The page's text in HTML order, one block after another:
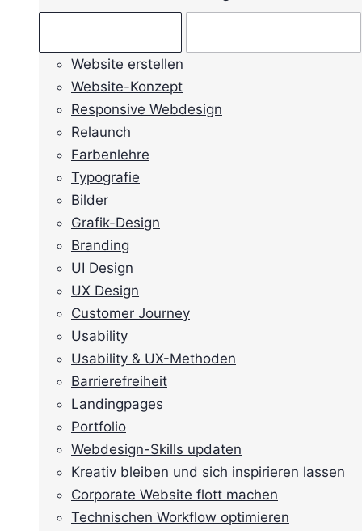
Website erstellen
Website-Konzept
Responsive Webdesign
Relaunch
Farbenlehre
Typografie
Bilder
Grafik-Design
Branding
UI Design
UX Design
Customer Journey
Usability
Usability & UX-Methoden
Barrierefreiheit
Landingpages
Portfolio
Webdesign-Skills updaten
Kreativ bleiben und sich inspirieren lassen
Corporate Website flott machen
Technischen Workflow optimieren